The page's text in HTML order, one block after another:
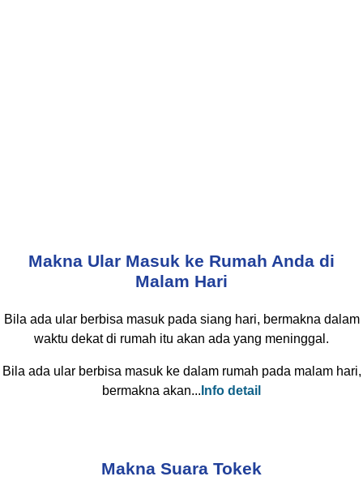
Makna Ular Masuk ke Rumah Anda di
Malam Hari
Bila ada ular berbisa masuk pada siang hari, bermakna dalam
waktu dekat di rumah itu akan ada yang meninggal.
Bila ada ular berbisa masuk ke dalam rumah pada malam hari,
bermakna akan... Info detail
Makna Suara Tokek